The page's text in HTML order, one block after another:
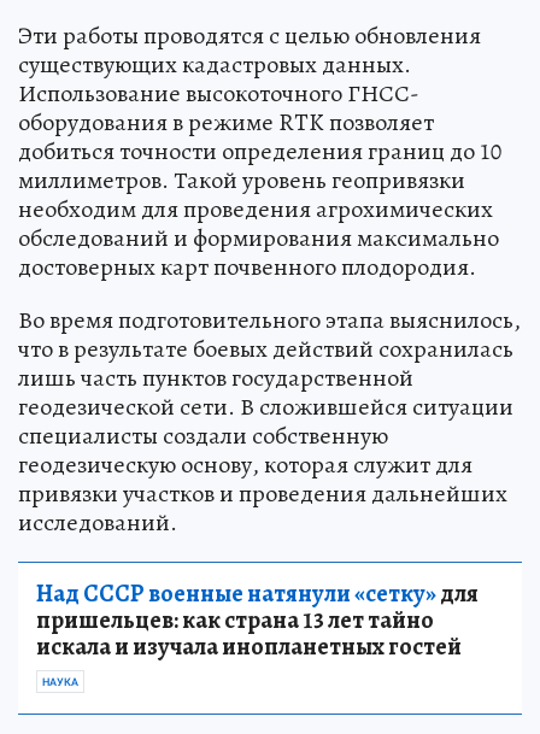
Эти работы проводятся с целью обновления
существующих кадастровых данных.
Использование высокоточного ГНСС-
оборудования в режиме RTK позволяет
добиться точности определения границ до 10
миллиметров. Такой уровень геопривязки
необходим для проведения агрохимических
обследований и формирования максимально
достоверных карт почвенного плодородия.
Во время подготовительного этапа выяснилось,
что в результате боевых действий сохранилась
лишь часть пунктов государственной
геодезической сети. В сложившейся ситуации
специалисты создали собственную
геодезическую основу, которая служит для
привязки участков и проведения дальнейших
исследований.
Над СССР военные натянули «сетку»для
пришельцев: как страна 13 лет тайно
искала и изучала инопланетных гостей
НАУКА